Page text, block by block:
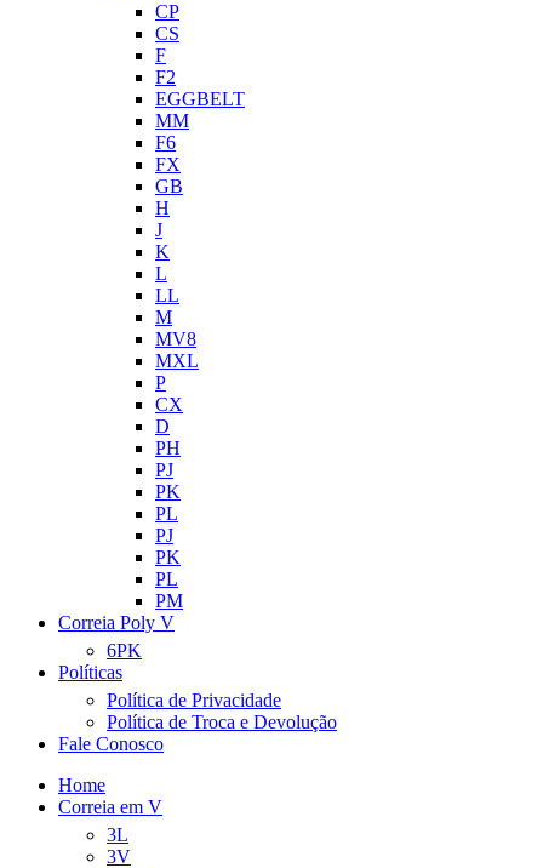
CP
CS
F
F2
EGGBELT
MM
F6
FX
GB
H
J
K
L
LL
M
MV8
MXL
P
CX
D
PH
PJ
PK
PL
PJ
PK
PL
PM
Correia Poly V
6PK
Políticas
Política de Privacidade
Política de Troca e Devolução
Fale Conosco
Home
Correia em V
3L
3V